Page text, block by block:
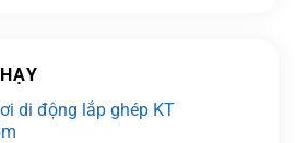
di động lắp ghép KT